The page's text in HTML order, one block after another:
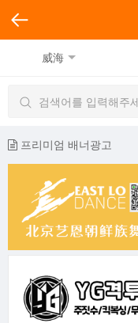
威海
프리미엄 배너광고